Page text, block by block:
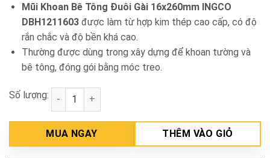
Mũi Khoan Bê Tông Đuôi Gài 16x260mm INGCO
DBH1211603được làm từ hợp kim thép cao cấp, có độ
rắn chắc và độ bền khá cao.
Thường được dùng trong xây dựng để khoan tường và
bê tông, đóng gói bằng móc treo.
Số lượng: Mũi Khoan Bê Tông Đuôi Gài 16x260mm INGCO
MUA NGAY THÊM VÀO GIỎ